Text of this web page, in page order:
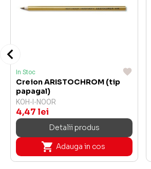
In Stoc
Creion ARISTOCHROM (tip
papagal)
KOH-I-NOOR
4,47 lei
Detalii produs
Adauga in cos